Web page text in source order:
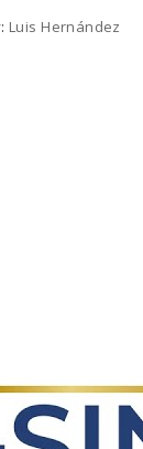
Luis Hernández